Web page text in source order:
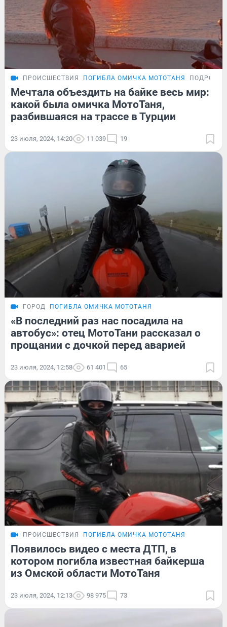
ПРОИСШЕСТВИЯ ПОГИБЛА ОМИЧКА МОТОТАНЯ
Мечтала объездить на байке весь мир:
какой была омичка МотоТаня,
разбившаяся на трассе в Турции
23 июля, 2024, 14:20 11 039 19
ГОРОД ПОГИБЛА ОМИЧКА МОТОТАНЯ
«В последний раз нас посадила на
автобус»: отец МотоТани рассказал о
прощании с дочкой перед аварией
23 июля, 2024, 12:58 61 401 65
ПРОИСШЕСТВИЯ ПОГИБЛА ОМИЧКА МОТОТАНЯ
Появилось видео с места ДТП, в
котором погибла известная байкерша
из Омской области МотоТаня
23 июля, 2024, 12:13 98 975 73